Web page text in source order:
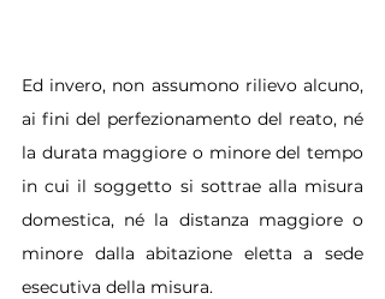
Ed invero, non assumono rilievo alcuno,
ai fini del perfezionamento del reato, né
la durata maggiore o minore del tempo
in cui il soggetto si sottrae alla misura
domestica, né la distanza maggiore o
minore dalla abitazione eletta a sede
esecutiva della misura.